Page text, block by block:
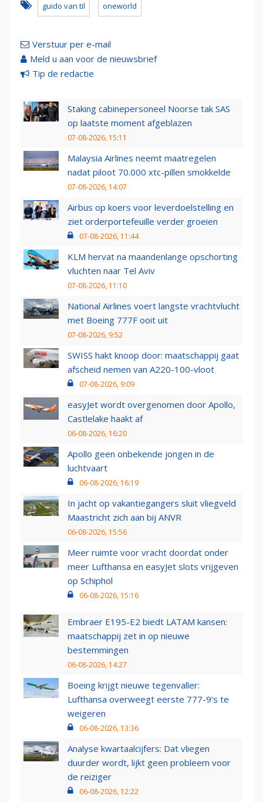
guido van til oneworld
Verstuur per e-mail
Meld u aan voor de nieuwsbrief
Tip de redactie
Staking cabinepersoneel Noorse tak SAS
op laatste moment afgeblazen
07-08-2026, 15:11
Malaysia Airlines neemt maatregelen
nadat piloot 70.000 xtc-pillen smokkelde
07-08-2026, 14:07
Airbus op koers voor leverdoelstelling en
ziet orderportefeuille verder groeien
07-08-2026, 11:44
KLM hervat na maandenlange opschorting
vluchten naar Tel Aviv
07-08-2026, 11:10
National Airlines voert langste vrachtvlucht
met Boeing 777F ooit uit
07-08-2026, 9:52
SWISS hakt knoop door: maatschappij gaat
afscheid nemen van A220-100-vloot
07-08-2026, 9:09
easyJet wordt overgenomen door Apollo,
Castlelake haakt af
06-08-2026, 16:20
Apollo geen onbekende jongen in de
luchtvaart
06-08-2026, 16:19
In jacht op vakantiegangers sluit vliegveld
Maastricht zich aan bij ANVR
06-08-2026, 15:56
Meer ruimte voor vracht doordat onder
meer Lufthansa en easyJet slots vrijgeven
op Schiphol
06-08-2026, 15:16
Embraer E195-E2 biedt LATAM kansen:
maatschappij zet in op nieuwe
bestemmingen
06-08-2026, 14:27
Boeing krijgt nieuwe tegenvaller:
Lufthansa overweegt eerste 777-9’s te
weigeren
06-08-2026, 13:36
Analyse kwartaalcijfers: Dat vliegen
duurder wordt, lijkt geen probleem voor
de reiziger
06-08-2026, 12:22